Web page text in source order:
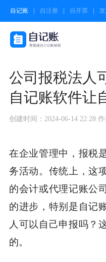
自记账 自注册 自开票
公司报税法人
自记账软件让
创建时间：2024-06-14 22:28
在企业管理中，报税
务活动。传统上，这
的会计或代理记账公
的进步，特别是自记
人可以自己申报吗？
的。